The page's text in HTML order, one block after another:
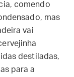
comendo
mas
vai
destiladas,
para a